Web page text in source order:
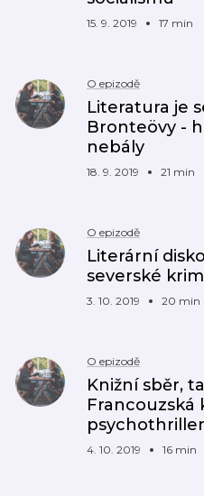
15. 9. 2019 17 min
O epizodě
Literatura je
Bronteövy -
nebály
18. 9. 2019 21 min
O epizodě
Literární
severské
3. 10. 2019 20 min
O epizodě
Knižní sběr,
Francouzská
4. 10. 2019 16 min